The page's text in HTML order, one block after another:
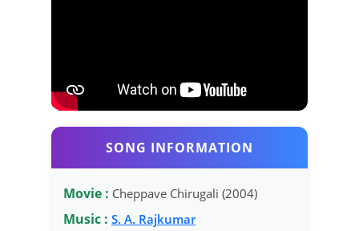
SONG INFORMATION
Movie : Cheppave Chirugali (2004)
Music : S. A. Rajkumar